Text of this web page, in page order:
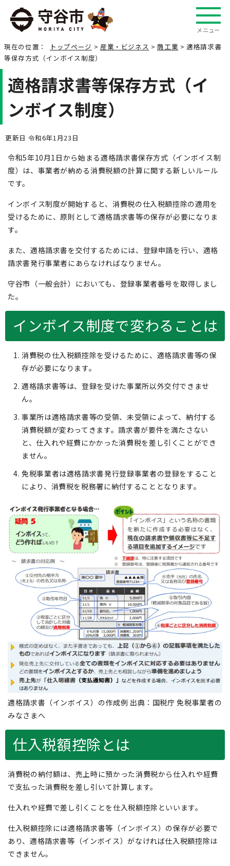
メニュー
現在の位置： トップページ > 産業・ビジネス >商工業 > 適格請求書
等保存方式（インボイス制度）
適格請求書等保存方式（イ
ンボイス制度）
更新日 令和6年1月23日
令和5年10月1日から始まる適格請求書保存方式（インボイス制
度）は、事業者が納める消費税額の計算に関する新しいルール
です。
インボイス制度が開始すると、消費税の仕入税額控除の適用を
受けるために、原則として適格請求書等の保存が必要になりま
す。
また、適格請求書を交付するためには、登録申請を行い、適格
請求書発行事業者にあらなければなりません。
守谷市（一般会計）においても、登録事業者番号を取得しまし
た。
インボイス制度で変わることは
消費税の仕入税額控除を受けるために、適格請求書等の保
存が必要になります。
適格請求書等は、登録を受けた事業所以外交付できませ
ん。
事業所は適格請求書等の受領、未受領によって、納付する
消費税額が変わってきます。請求書が要件を満たさない
と、仕入れや経費にかかった消費税を差し引くことができ
ません。
免税事業者は適格請求書発行登録事業者の登録をすること
により、消費税を税務署に納付することとなります。
適格請求書（インボイス）の作成例 出典：国税庁 免税事業者の
みなさまへ
仕入税額控除とは
消費税の納付額は、売上時に預かった消費税から仕入れや経費
で支払った消費税を差し引いて計算します。
仕入れや経費で差し引くことを仕入税額控除といいます。
仕入税額控除には適格請求書等（インボイス）の保存が必要で
あり、適格請求書等（インボイス）がなければ仕入税額控除は
できません。